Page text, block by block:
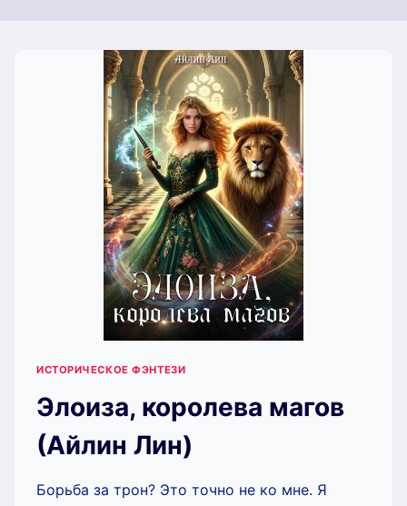
ИСТОРИЧЕСКОЕ ФЭНТЕЗИ
Элоиза, королева магов
(Айлин Лин)
Борьба за трон? Это точно не ко мне. Я